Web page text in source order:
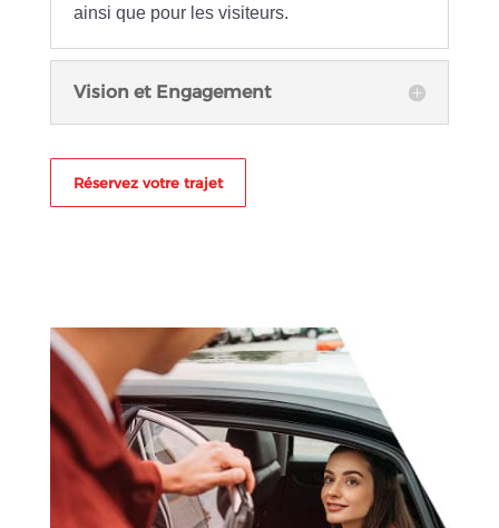
ainsi que pour les visiteurs.
Vision et Engagement
Réservez votre trajet